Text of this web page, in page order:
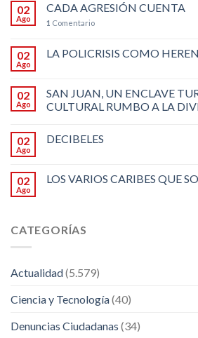
02
Ago
CADA AGRESIÓN CUENTA
1 Comentario
02
Ago
LA POLICRISIS COMO
02
Ago
SAN JUAN, UN ENCLAVE
CULTURAL RUMBO A LA
02
Ago
DECIBELES
02
Ago
LOS VARIOS CARIBES QUE
CATEGORÍAS
Actualidad(5.579)
Ciencia y Tecnología(40)
Denuncias Ciudadanas (34)